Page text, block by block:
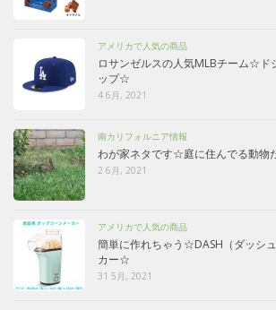
アメリカで人気の商品
ロサンゼルスの人気MLBチーム☆
ップ☆
4 6月, 2021
南カリフォルニア情報
わが家ネタです☆庭に住んでる動物
2 6月, 2021
アメリカで人気の商品
簡単に作れちゃう☆DASH（ダッシ
カー☆
31 5月, 2021